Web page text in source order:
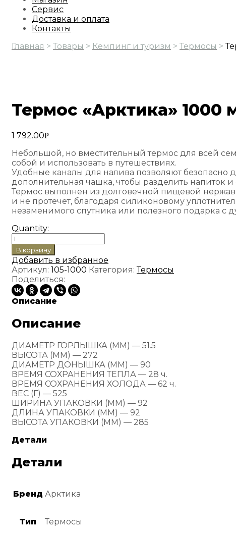
Сервис
Доставка и оплата
Контакты
Главная > Товары > Кемпинг и туризм > Термосы >
Термос «Арктика»
1 792.00Р
Небольшой, но вместительный термос для всей
собой и использовать в путешествиях.
Удобные каналы для налива позволяют безопасно
дополнительная чашка, чтобы разделить напиток
Термос выполнен из долговечной пищевой
и не протечет, благодаря силиконовому
незаменимого спутника или полезного подарка с
Quantity:
Количество
товара
Термос
"Арктика"
1000
мл.
с
лаковым
В корзину
Добавить в избранное
Артикул: 105-1000 Категория:Термосы
Поделиться:
Описание
Описание
ДИАМЕТР ГОРЛЫШКА (ММ) — 51.5
ВЫСОТА (ММ) — 272
ДИАМЕТР ДОНЫШКА (ММ) — 90
ВРЕМЯ СОХРАНЕНИЯ ТЕПЛА — 28 ч.
ВРЕМЯ СОХРАНЕНИЯ ХОЛОДА — 62 ч.
ВЕС (Г) — 525
ШИРИНА УПАКОВКИ (ММ) — 92
ДЛИНА УПАКОВКИ (ММ) — 92
ВЫСОТА УПАКОВКИ (ММ) — 285
Детали
Детали
Бренд Арктика
Тип Термосы